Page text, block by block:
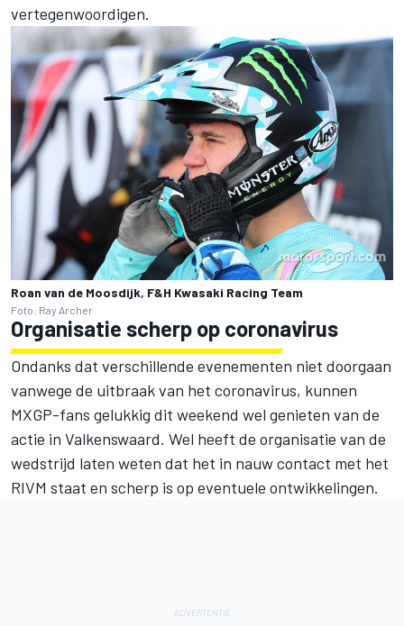
vertegenwoordigen.
Roan van de Moosdijk, F&H Kwasaki Racing Team
Foto: Ray Archer
Organisatie scherp op coronavirus
Ondanks dat verschillende evenementen niet doorgaan
vanwege de uitbraak van het coronavirus, kunnen
MXGP-fans gelukkig dit weekend wel genieten van de
actie in Valkenswaard. Wel heeft de organisatie van de
wedstrijd laten weten dat het in nauw contact met het
RIVM staat en scherp is op eventuele ontwikkelingen.